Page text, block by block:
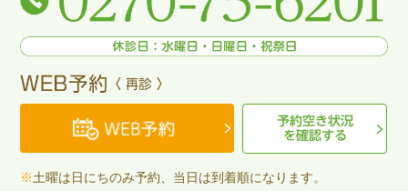
予約空き状況
を確認する
※土曜は日にちのみ予約、当日は到着順になります。